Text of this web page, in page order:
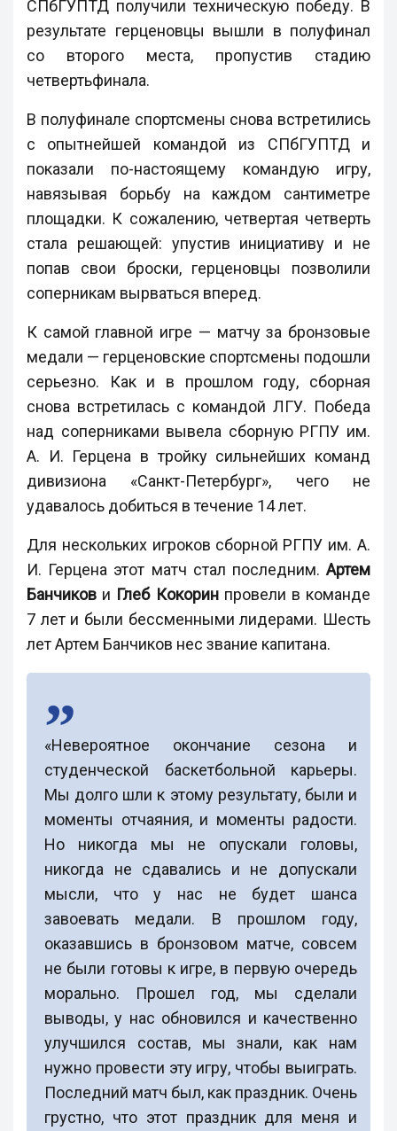
СПбГУПТД получили техническую победу. В
результате герценовцы вышли в полуфинал
со второго места, пропустив стадию
четвертьфинала.
В полуфинале спортсмены снова встретились
с опытнейшей командой из СПбГУПТД и
показали по-настоящему командую игру,
навязывая борьбу на каждом сантиметре
площадки. К сожалению, четвертая четверть
стала решающей: упустив инициативу и не
попав свои броски, герценовцы позволили
соперникам вырваться вперед.
К самой главной игре — матчу за бронзовые
медали — герценовские спортсмены подошли
серьезно. Как и в прошлом году, сборная
снова встретилась с командой ЛГУ. Победа
над соперниками вывела сборную РГПУ им.
А. И. Герцена в тройку сильнейших команд
дивизиона «Санкт-Петербург», чего не
удавалось добиться в течение 14 лет.
Для нескольких игроков сборной РГПУ им. А.
И. Герцена этот матч стал последним. Артем
Банчиков и Глеб Кокоринпровели в команде
7 лет и были бессменными лидерами. Шесть
лет Артем Банчиков нес звание капитана.
«Невероятное окончание сезона и
студенческой баскетбольной карьеры.
Мы долго шли к этому результату, были и
моменты отчаяния, и моменты радости.
Но никогда мы не опускали головы,
никогда не сдавались и не допускали
мысли, что у нас не будет шанса
завоевать медали. В прошлом году,
оказавшись в бронзовом матче, совсем
не были готовы к игре, в первую очередь
морально. Прошел год, мы сделали
выводы, у нас обновился и качественно
улучшился состав, мы знали, как нам
нужно провести эту игру, чтобы выиграть.
Последний матч был, как праздник. Очень
грустно, что этот праздник для меня и